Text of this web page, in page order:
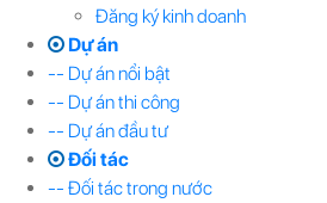
Đăng ký kinh doanh
Dự án
-- Dự án nổi bật
-- Dự án thi công
-- Dự án đầu tư
Đối tác
-- Đối tác trong nước